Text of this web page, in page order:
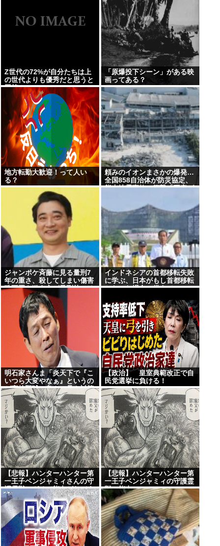
Z世代の72%が自分たちは上
の世代よりも優秀だと思うと
回答！
「原爆投下シーン」がある映
画ってある？
地方転勤大歓迎！って人い
る？
頼みのイオンまさかの爆発…
全国858自治体が防災協定、
熊本地震事故に衝撃「不安ゼ
ジャンポケ斉藤に見る量刑7
年の重さ、殺してしまい傷害
致死罪を狙う方が量刑的には
軽いと話題
インドネシアの首都移転失敗
に学ぶ、日本がもし首都移転
となった場合に備えて
明石家さんま「炎天下で『こ
いつら大変やなぁ』というの
が高校野球の良さ。暑さ対策
はいらない」
【政治】 皇室典範改正で自
民党選挙に負ける！
【悲報】ハンターハンター第
一王子ベンジャミィさんの守
護霊獣、ガチで能力がヤバす
ぎるwww
【悲報】ハンターハンター第
一王子ベンジャミィの守護霊
獣の能力